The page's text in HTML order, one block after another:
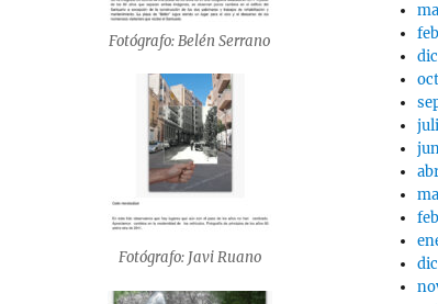
Fotógrafo: Belén Serrano
Fotógrafo: Javi Ruano